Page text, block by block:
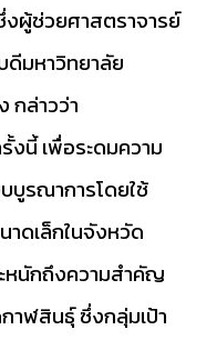
งผู้ช่วยศาสตราจารย์
ดีมหาวิทยาลัย
กล่าวว่า
งนี้ เพื่อระดมความ
บูรณาการโดยใช้
าดเล็กในจังหวัด
หนักถึงความสำคัญ
าฬสินธุ์ ซึ่งกลุ่มเป้า